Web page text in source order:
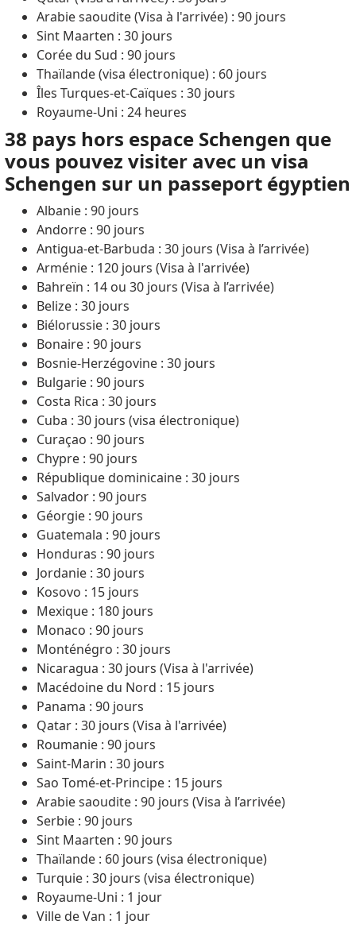
Arabie saoudite (Visa à l'arrivée) : 90 jours
Sint Maarten : 30 jours
Corée du Sud : 90 jours
Thaïlande (visa électronique) : 60 jours
Îles Turques-et-Caïques : 30 jours
Royaume-Uni : 24 heures
38 pays hors espace Schengen que
vous pouvez visiter avec un visa
Schengen sur un passeport égyptien
Albanie : 90 jours
Andorre : 90 jours
Antigua-et-Barbuda : 30 jours (Visa à l’arrivée)
Arménie : 120 jours (Visa à l'arrivée)
Bahreïn : 14 ou 30 jours (Visa à l’arrivée)
Belize : 30 jours
Biélorussie : 30 jours
Bonaire : 90 jours
Bosnie-Herzégovine : 30 jours
Bulgarie : 90 jours
Costa Rica : 30 jours
Cuba : 30 jours (visa électronique)
Curaçao : 90 jours
Chypre : 90 jours
République dominicaine : 30 jours
Salvador : 90 jours
Géorgie : 90 jours
Guatemala : 90 jours
Honduras : 90 jours
Jordanie : 30 jours
Kosovo : 15 jours
Mexique : 180 jours
Monaco : 90 jours
Monténégro : 30 jours
Nicaragua : 30 jours (Visa à l'arrivée)
Macédoine du Nord : 15 jours
Panama : 90 jours
Qatar : 30 jours (Visa à l'arrivée)
Roumanie : 90 jours
Saint-Marin : 30 jours
Sao Tomé-et-Principe : 15 jours
Arabie saoudite : 90 jours (Visa à l’arrivée)
Serbie : 90 jours
Sint Maarten : 90 jours
Thaïlande : 60 jours (visa électronique)
Turquie : 30 jours (visa électronique)
Royaume-Uni : 1 jour
Ville de Van : 1 jour